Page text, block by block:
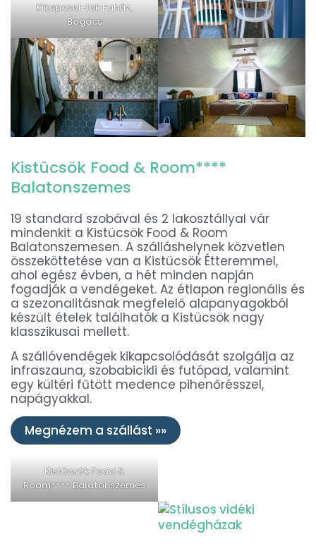
Kikapcsol-lak Faház,
Bogács
Kistücsök Food & Room****
Balatonszemes
19 standard szobával és 2 lakosztállyal vár
mindenkit a Kistücsök Food & Room
Balatonszemesen. A szálláshelynek közvetlen
összeköttetése van a Kistücsök Étteremmel,
ahol egész évben, a hét minden napján
fogadják a vendégeket. Az étlapon regionális és
a szezonalitásnak megfelelő alapanyagokból
készült ételek találhatók a Kistücsök nagy
klasszikusai mellett.
A szállóvendégek kikapcsolódását szolgálja az
infraszauna, szobabicikli és futópad, valamint
egy kültéri fűtött medence pihenőrésszel,
napágyakkal.
Megnézem a szállást »»
Kistücsök Food &
Room**** Balatonszemes